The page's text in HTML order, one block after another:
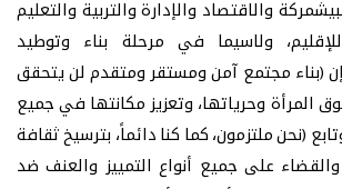
والاقتصاد والإدارة والتربية والتعليم
ولاسيما في مرحلة بناء وتوطيد
(بناء مجتمع آمن ومستقر ومتقدم لن يتحقق
المرأة وحرياتها، وتعزيز مكانتها في جميع
(نحن ملتزمون، كما كنا دائماً، بترسيخ ثقافة
والقضاء على جميع أنواع التمييز والعنف ضد